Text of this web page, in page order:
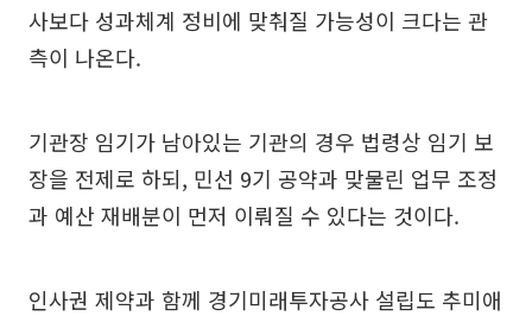
사보다 성과체계 정비에 맞춰질 가능성이 크다는 관
측이 나온다.
기관장 임기가 남아있는 기관의 경우 법령상 임기 보
장을 전제로 하되, 민선 9기 공약과 맞물린 업무 조정
과 예산 재배분이 먼저 이뤄질 수 있다는 것이다.
인사권 제약과 함께 경기미래투자공사 설립도 추미애